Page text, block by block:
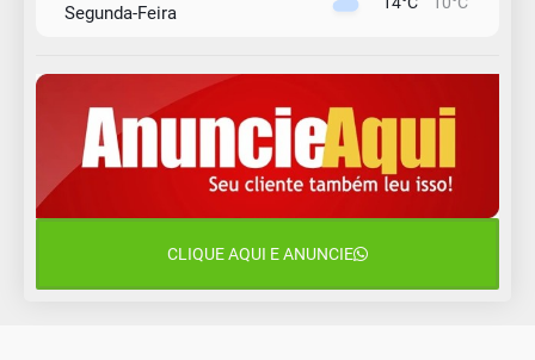
Segunda-Feira
Terça-Feira 13°C 11°C
12 de agosto
Quarta-Feira
Quinta-Feira
CLIQUE AQUI E ANUNCIE